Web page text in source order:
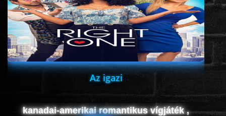
SOROZAT
KARÁCSONYI FILMEK
PC-GAME
Az igazi
kanadai-amerikai romantikus vígjáték ,